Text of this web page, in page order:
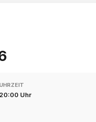
UHRZEIT
20:00 Uhr